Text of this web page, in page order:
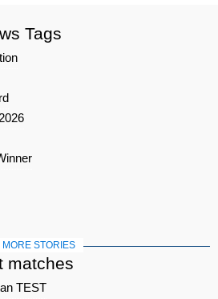
Tags
MORE STORIES
matches
TEST